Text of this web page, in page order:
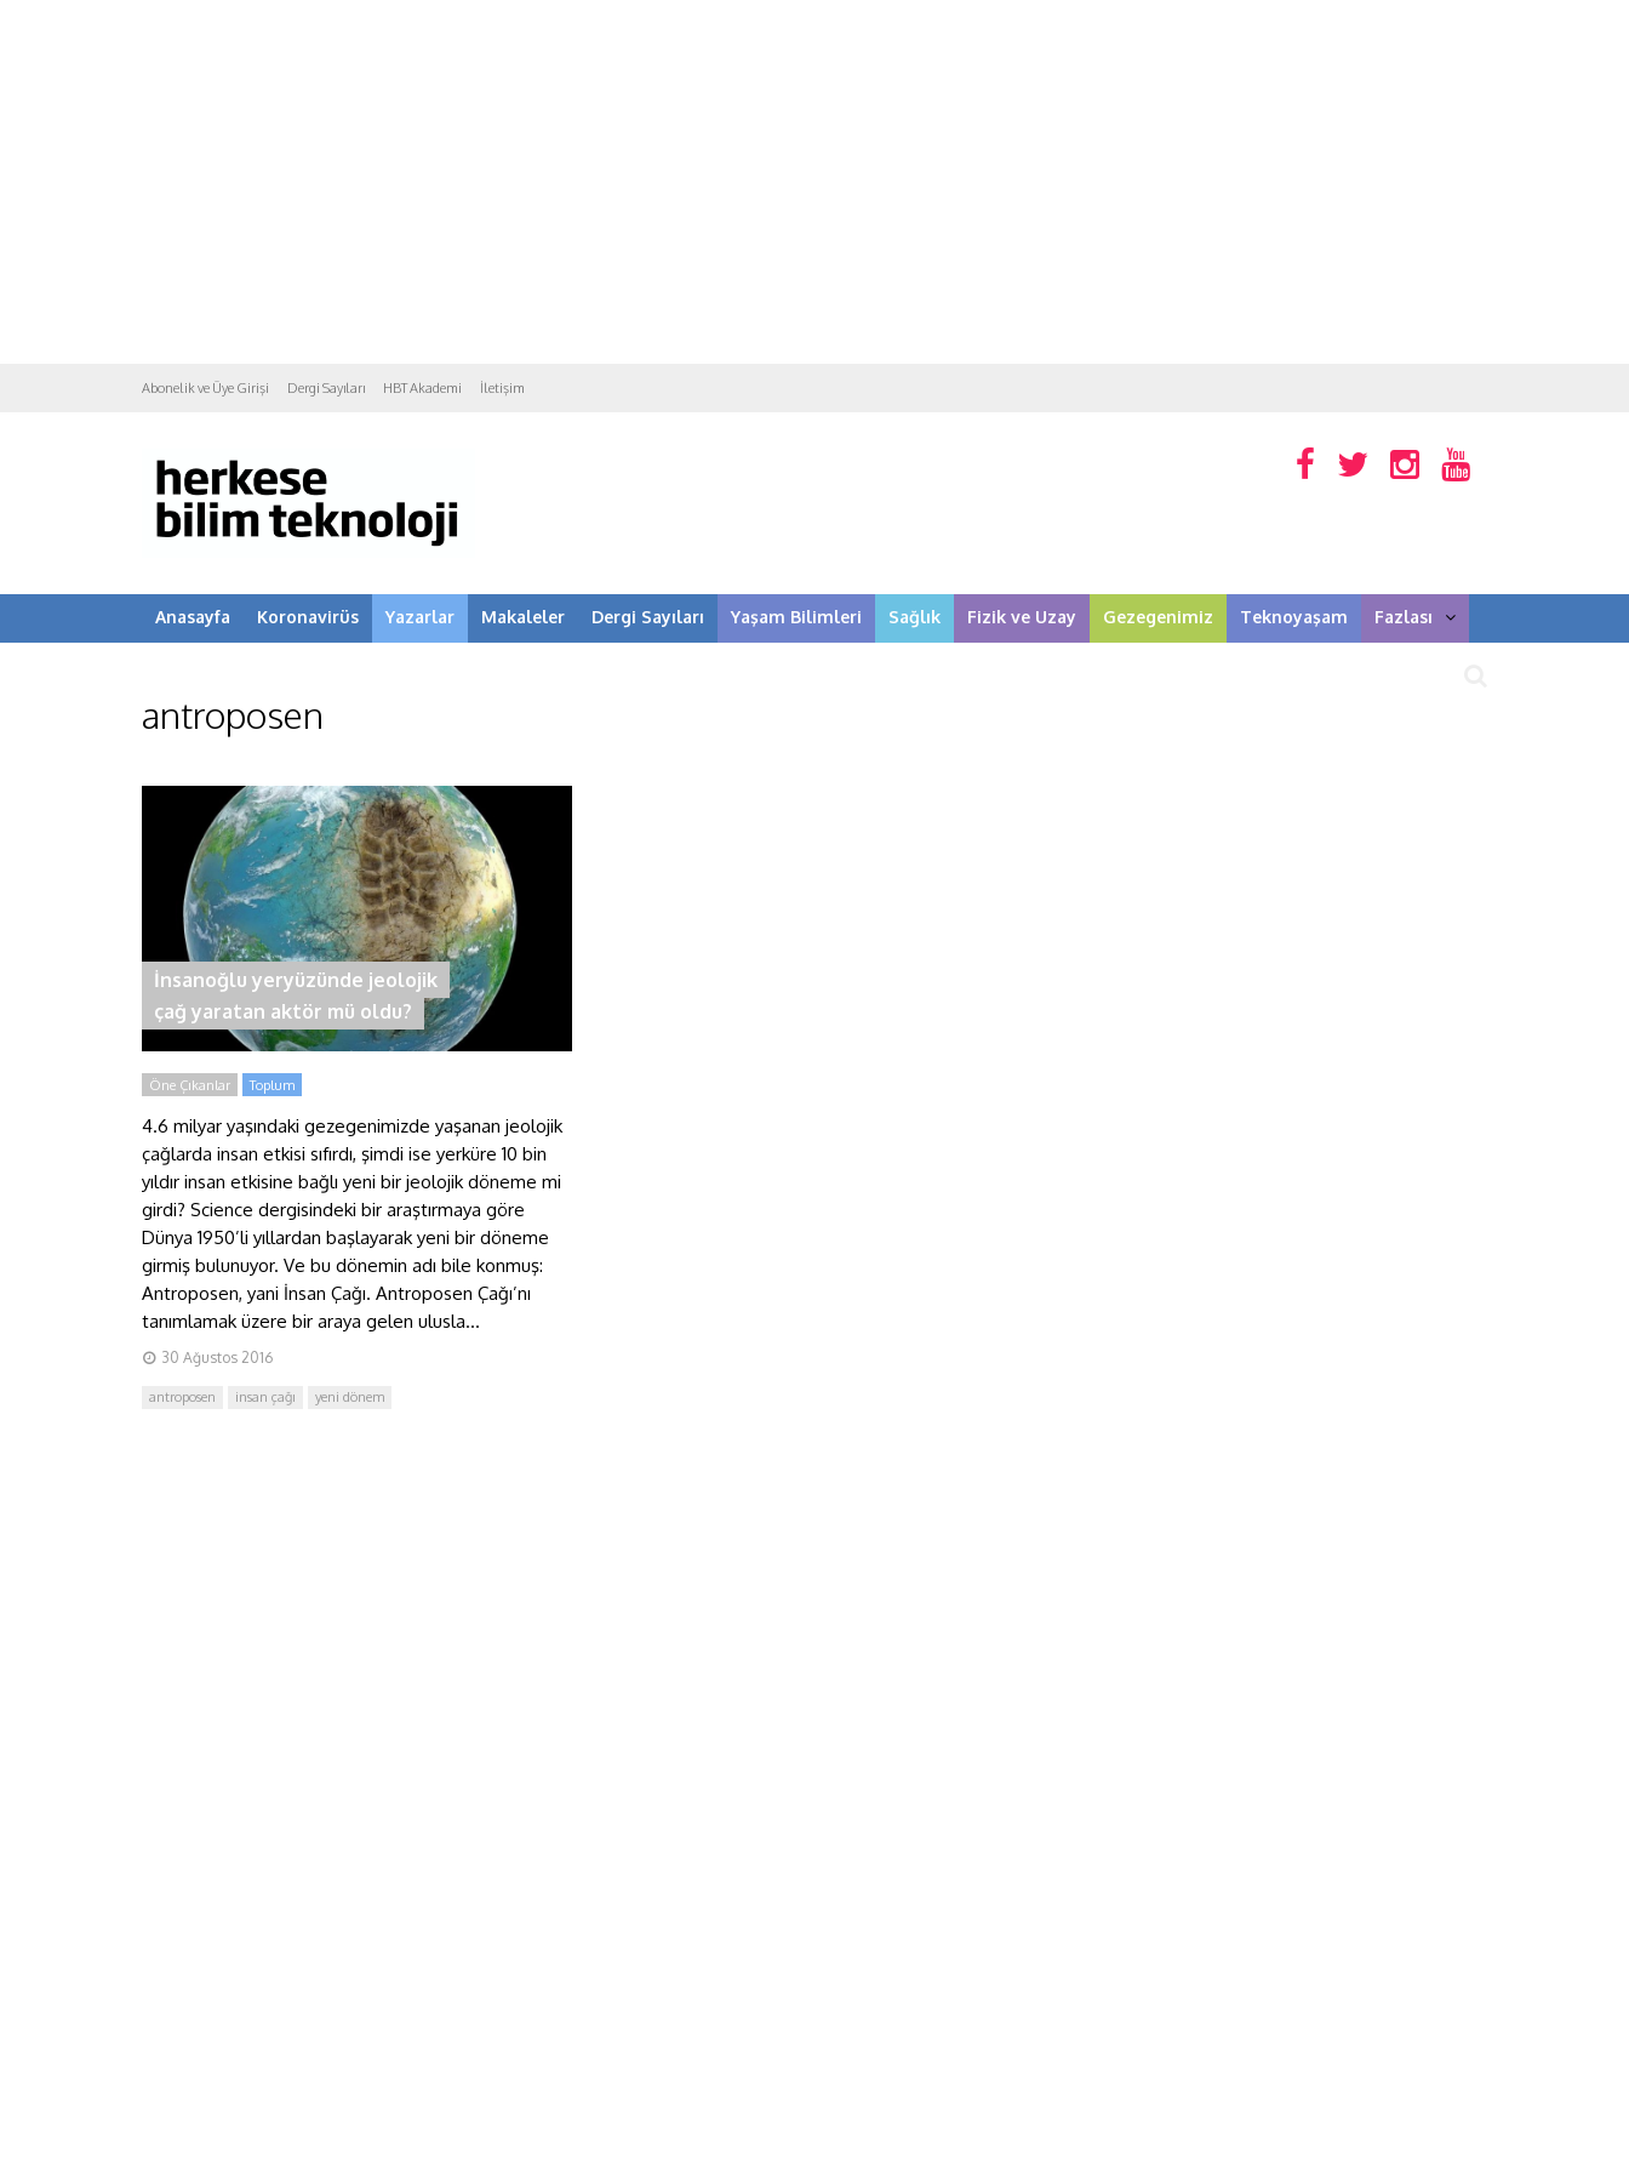
Abonelik ve Üye Girişi Dergi Sayıları HBT Akademi İletişim
Anasayfa Koronavirüs Yazarlar Makaleler Dergi Sayıları Yaşam Bilimleri Sağlık Fizik ve Uzay Gezegenimiz Teknoyaşam Fazlası
antroposen
İnsanoğlu yeryüzünde jeolojik
çağ yaratan aktör mü oldu?
Öne Çıkanlar Toplum
4.6 milyar yaşındaki gezegenimizde yaşanan jeolojik
çağlarda insan etkisi sıfırdı, şimdi ise yerküre 10 bin
yıldır insan etkisine bağlı yeni bir jeolojik döneme mi
girdi? Science dergisindeki bir araştırmaya göre
Dünya 1950’li yıllardan başlayarak yeni bir döneme
girmiş bulunuyor. Ve bu dönemin adı bile konmuş:
Antroposen, yani İnsan Çağı. Antroposen Çağı’nı
tanımlamak üzere bir araya gelen ulusla...
30 Ağustos 2016
antroposen insan çağı yeni dönem